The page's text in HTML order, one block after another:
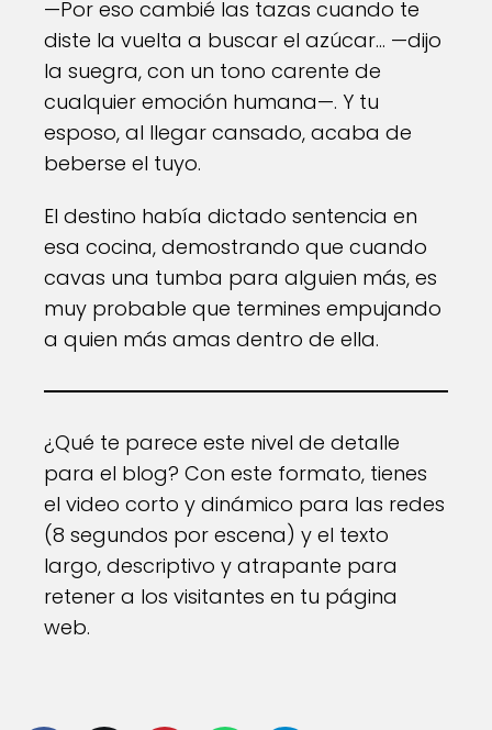
—Por eso cambié las tazas cuando te
diste la vuelta a buscar el azúcar... —dijo
la suegra, con un tono carente de
cualquier emoción humana—. Y tu
esposo, al llegar cansado, acaba de
beberse el tuyo.
El destino había dictado sentencia en
esa cocina, demostrando que cuando
cavas una tumba para alguien más, es
muy probable que termines empujando
a quien más amas dentro de ella.
¿Qué te parece este nivel de detalle
para el blog? Con este formato, tienes
el video corto y dinámico para las redes
(8 segundos por escena) y el texto
largo, descriptivo y atrapante para
retener a los visitantes en tu página
web.